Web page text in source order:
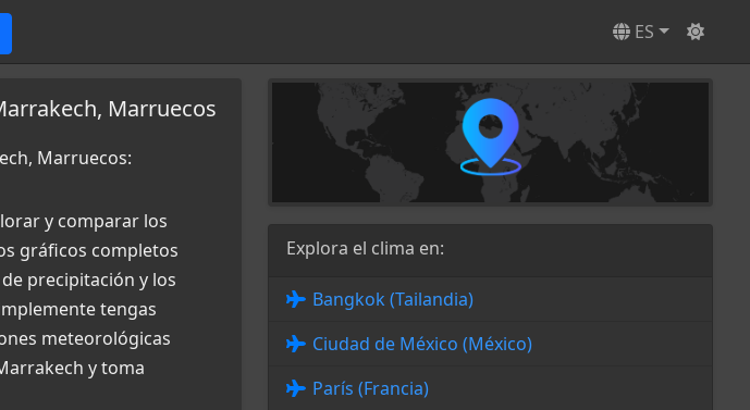
ES
Marruecos
Marruecos:
y comparar los
gráficos completos
precipitación y los
tengas
meteorológicas
y toma
Explora el clima en:
Bangkok (Tailandia)
Ciudad de México (México)
París (Francia)